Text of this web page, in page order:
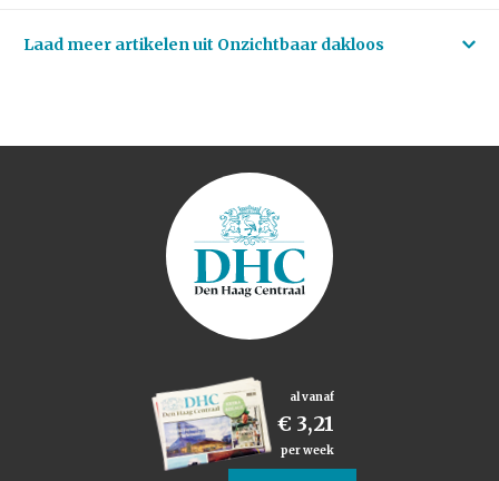
Laad meer artikelen uit Onzichtbaar dakloos
al vanaf
€ 3,21
per week